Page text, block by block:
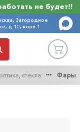
не будет!!
Загородное
д.15, корп.1
стекла Фары